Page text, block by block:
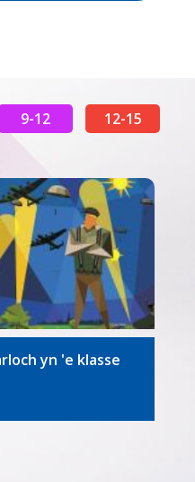
9-12 12-15
yn 'e klasse